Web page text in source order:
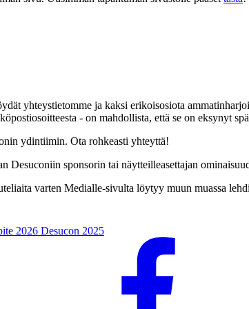
yhteystietomme ja kaksi erikoisosiota
- on mahdollista, että se on eksynyt
ydintiimin. Ota rohkeasti yhteyttä!
Desuconiin sponsorin tai näytteilleasettajan
varten Medialle-sivulta löytyy muun muassa
2026 Desucon 2025